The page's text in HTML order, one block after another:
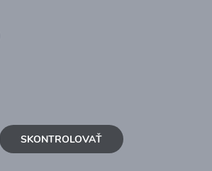
SKONTROLOVAŤ